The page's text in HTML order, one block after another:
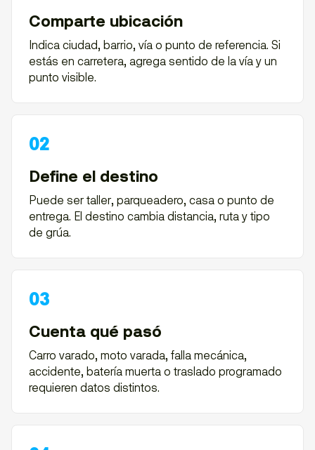
Comparte ubicación
Indica ciudad, barrio, vía o punto de referencia. Si
estás en carretera, agrega sentido de la vía y un
punto visible.
Define el destino
Puede ser taller, parqueadero, casa o punto de
entrega. El destino cambia distancia, ruta y tipo
de grúa.
Cuenta qué pasó
Carro varado, moto varada, falla mecánica,
accidente, batería muerta o traslado programado
requieren datos distintos.